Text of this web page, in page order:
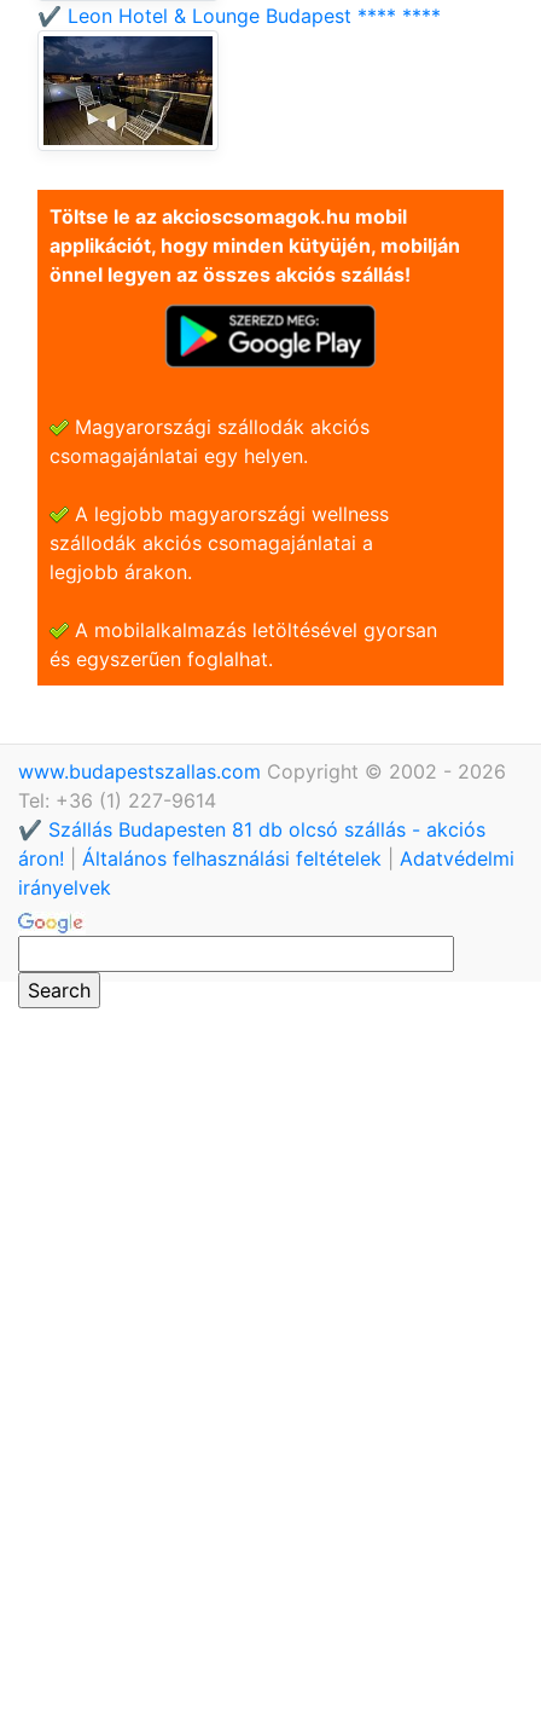
✔️ Leon Hotel & Lounge Budapest **** ****
Töltse le az akcioscsomagok.hu mobil
applikációt, hogy minden kütyüjén, mobilján
önnel legyen az összes akciós szállás!
Magyarországi szállodák akciós
csomagajánlatai egy helyen.
A legjobb magyarországi wellness
szállodák akciós csomagajánlatai a
legjobb árakon.
A mobilalkalmazás letöltésével gyorsan
és egyszerũen foglalhat.
www.budapestszallas.com Copyright © 2002 - 2026
Tel: +36 (1) 227-9614
✔️ Szállás Budapesten 81 db olcsó szállás - akciós
áron!
Általános felhasználási feltételek
Adatvédelmi
irányelvek